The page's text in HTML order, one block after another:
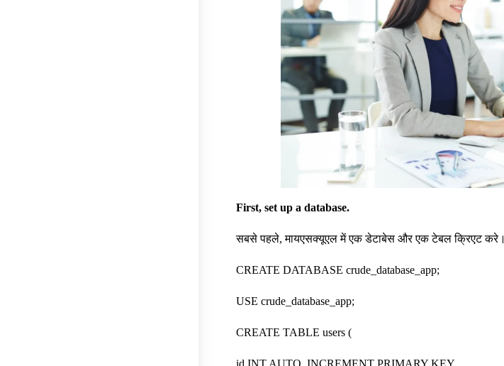
First, set up a database.
सबसे पहले, मायएसक्यूएल में एक डेटाबेस और एक टेबल क्रिएट करे।
CREATE DATABASE crude_database_app;
USE crude_database_app;
CREATE TABLE users (
id INT AUTO_INCREMENT PRIMARY KEY,